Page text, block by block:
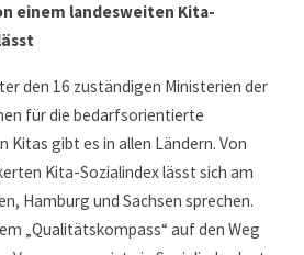
einem landesweiten Kita-
den 16 zuständigen Ministerien der
für die bedarfsorientierte
Kitas gibt es in allen Ländern. Von
Kita-Sozialindex lässt sich am
Hamburg und Sachsen sprechen.
„Qualitätskompass“ auf den Weg